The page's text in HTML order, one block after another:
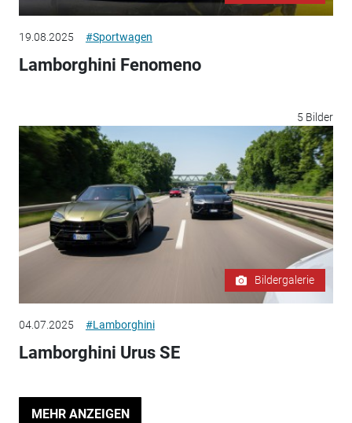
19.08.2025 #Sportwagen
Lamborghini Fenomeno
5 Bilder
Bildergalerie
04.07.2025 #Lamborghini
Lamborghini Urus SE
MEHR ANZEIGEN